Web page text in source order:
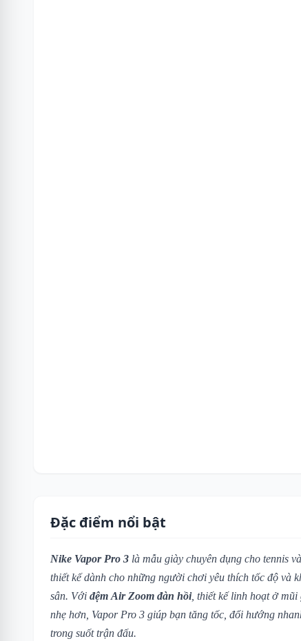
Đặc điểm nổi bật
Nike Vapor Pro 3 là mẫu giày chuyên dụng cho tennis
thiết kế dành cho những người chơi yêu thích tốc độ và
sân. Với đệm Air Zoom đàn hồi, thiết kế linh hoạt ở
nhẹ hơn, Vapor Pro 3 giúp bạn tăng tốc, đổi hướng
trong suốt trận đấu.